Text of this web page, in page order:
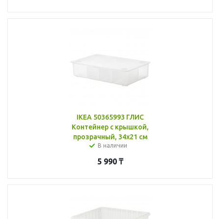
IKEA 50365993 ГЛИС
Контейнер с крышкой,
прозрачный, 34x21 см
В наличии
5 990 ₸